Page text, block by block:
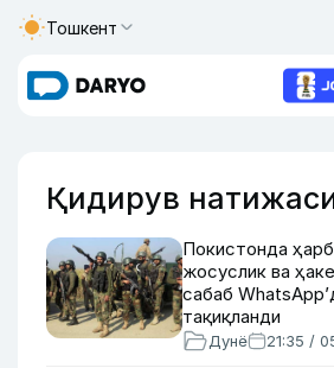
Тошкент
Қидирув
Покистонда
жосуслик ва
сабаб
тақиқланди
Дунё 21:35 /